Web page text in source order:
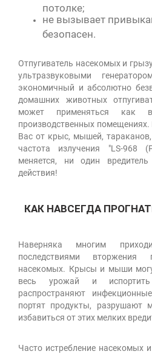
потолке;
не вызывает
безопасен.
Отпугиватель насекомых и
ультразвуковыми
экономичный и абсолютно
домашних животных
может применяться
производственных помещениях.
Вас от крыс, мышей,
частота излучения "LS-968
меняется, ни один
действия!
КАК НАВСЕГДА
Наверняка многим
последствиями
насекомых. Крысы и мыши
весь урожай и
распространяют
портят продукты, разрушают
избавиться от этих мелких
Часто истребление насекомых